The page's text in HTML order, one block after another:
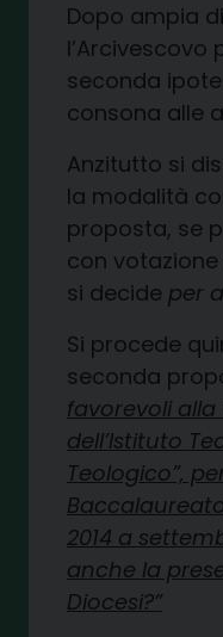
Dopo ampia
l’Arcivescovo
seconda
consona alle
Anzitutto si
la modalità
proposta, se
con votazione
si decide per
Si procede
seconda
favorevoli
dell’Istituto
Teologico”,
2014 a
anche la
Diocesi?”